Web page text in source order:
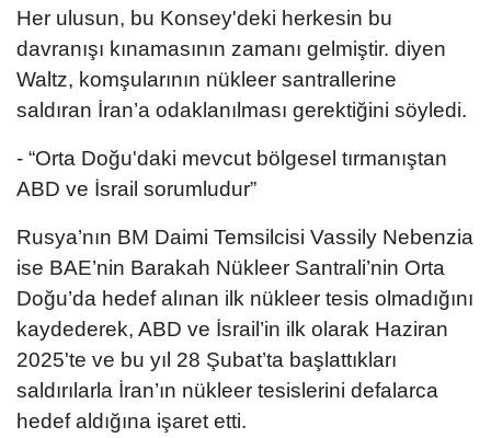
Her ulusun, bu Konsey'deki herkesin bu
davranışı kınamasının zamanı gelmiştir. diyen
Waltz, komşularının nükleer santrallerine
saldıran İran’a odaklanılması gerektiğini söyledi.
- “Orta Doğu'daki mevcut bölgesel tırmanıştan
ABD ve İsrail sorumludur”
Rusya’nın BM Daimi Temsilcisi Vassily Nebenzia
ise BAE’nin Barakah Nükleer Santrali’nin Orta
Doğu’da hedef alınan ilk nükleer tesis olmadığını
kaydederek, ABD ve İsrail’in ilk olarak Haziran
2025'te ve bu yıl 28 Şubat’ta başlattıkları
saldırılarla İran’ın nükleer tesislerini defalarca
hedef aldığına işaret etti.